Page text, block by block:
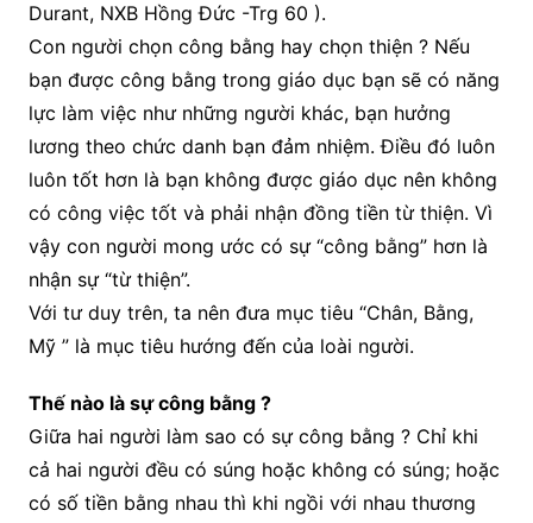
Durant, NXB Hồng Đức -Trg 60 ).
Con người chọn công bằng hay chọn thiện ? Nếu
bạn được công bằng trong giáo dục bạn sẽ có năng
lực làm việc như những người khác, bạn hưởng
lương theo chức danh bạn đảm nhiệm. Điều đó luôn
luôn tốt hơn là bạn không được giáo dục nên không
có công việc tốt và phải nhận đồng tiền từ thiện. Vì
vậy con người mong ước có sự “công bằng” hơn là
nhận sự “từ thiện”.
Với tư duy trên, ta nên đưa mục tiêu “Chân, Bằng,
Mỹ ” là mục tiêu hướng đến của loài người.
Thế nào là sự công bằng ?
Giữa hai người làm sao có sự công bằng ? Chỉ khi
cả hai người đều có súng hoặc không có súng; hoặc
có số tiền bằng nhau thì khi ngồi với nhau thương